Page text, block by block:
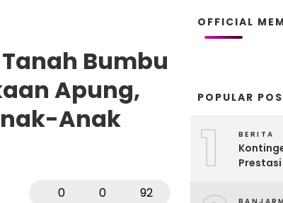
Bumbu
Apung,
Anak
0 0 92
OFFICIAL
POPULAR
1 BERITA
Prestasi